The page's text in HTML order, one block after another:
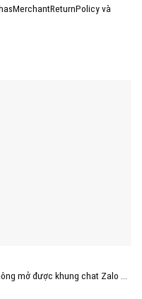
và
mở được khung chat Zalo ...